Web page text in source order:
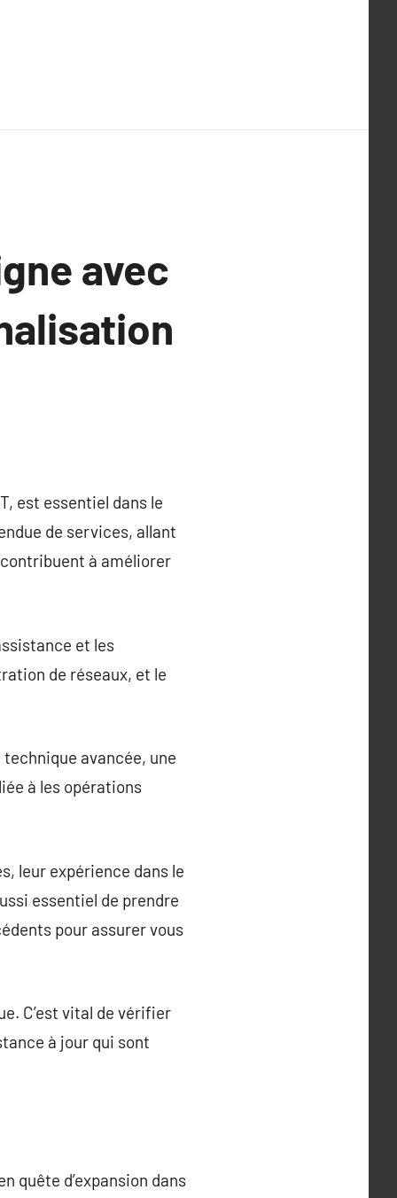
avec
est essentiel dans le
de services, allant
à améliorer
et les
de réseaux, et le
avancée, une
à les opérations
leur expérience dans le
essentiel de prendre
pour assurer vous
C’est vital de vérifier
à jour qui sont
quête d’expansion dans